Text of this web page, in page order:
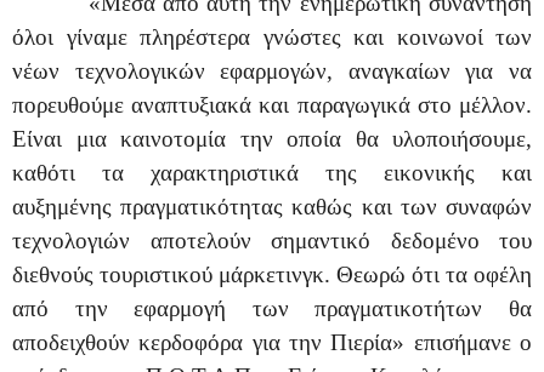
όλοι γίναμε πληρέστερα γνώστες και κοινωνοί των
νέων τεχνολογικών εφαρμογών, αναγκαίων για να
πορευθούμε αναπτυξιακά και παραγωγικά στο μέλλον.
Είναι μια καινοτομία την οποία θα υλοποιήσουμε,
καθότι τα χαρακτηριστικά της εικονικής και
αυξημένης πραγματικότητας καθώς και των συναφών
τεχνολογιών αποτελούν σημαντικό δεδομένο του
διεθνούς τουριστικού μάρκετινγκ. Θεωρώ ότι τα οφέλη
από την εφαρμογή των πραγματικοτήτων θα
αποδειχθούν κερδοφόρα για την Πιερία» επισήμανε ο